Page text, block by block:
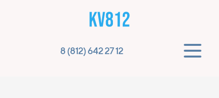
8 (812) 642 27 12